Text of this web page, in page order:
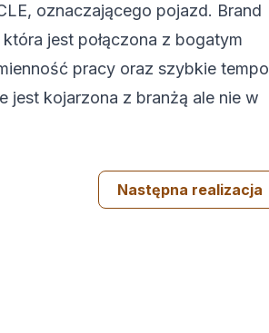
oznaczającego pojazd. Brand
jest połączona z bogatym
pracy oraz szybkie tempo
jest kojarzona z branżą ale nie w
Następna realizacja